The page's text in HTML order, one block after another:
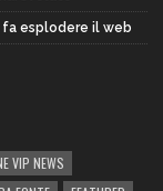
fa esplodere il web
VIP NEWS